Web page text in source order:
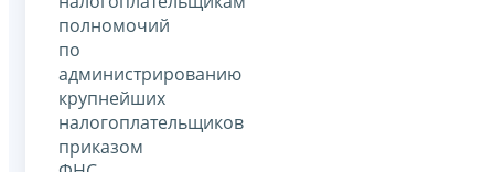
полномочий
по
администрированию
крупнейших
налогоплательщиков
приказом